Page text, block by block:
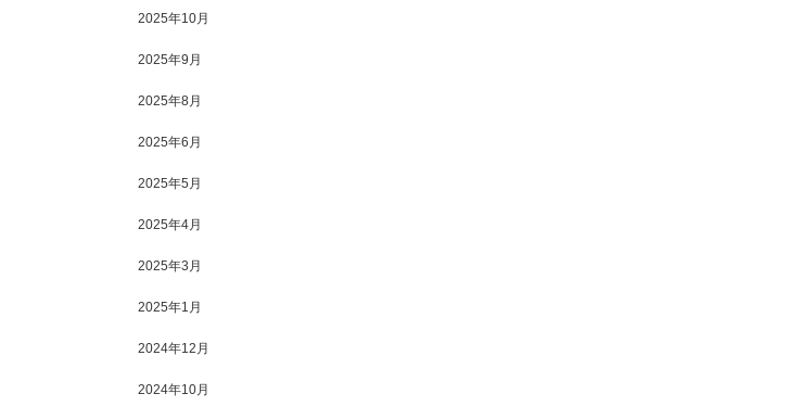
2025年10月
2025年9月
2025年8月
2025年6月
2025年5月
2025年4月
2025年3月
2025年1月
2024年12月
2024年10月